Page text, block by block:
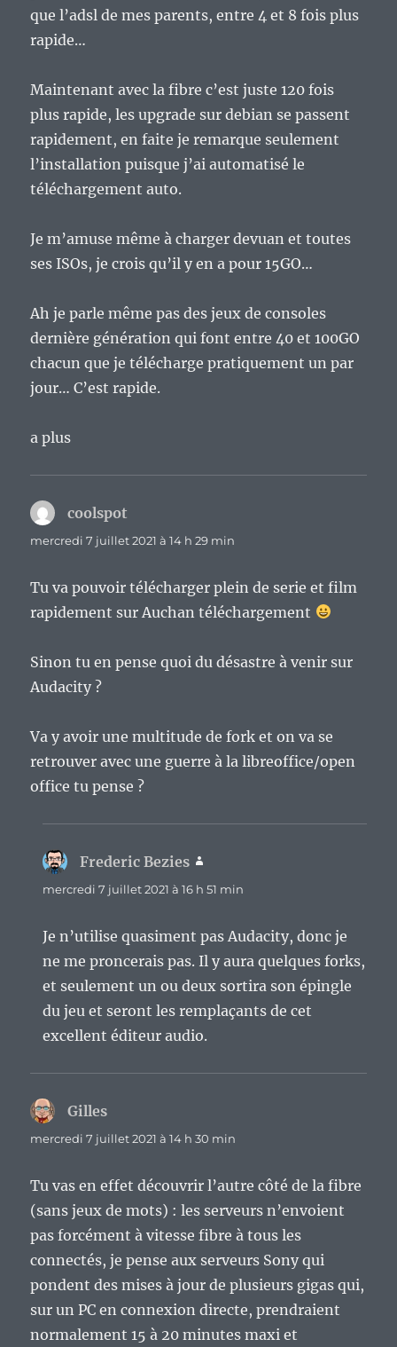
que l’adsl de mes parents, entre 4 et 8 fois plus
rapide…
Maintenant avec la fibre c’est juste 120 fois
plus rapide, les upgrade sur debian se passent
rapidement, en faite je remarque seulement
l’installation puisque j’ai automatisé le
téléchargement auto.
Je m’amuse même à charger devuan et toutes
ses ISOs, je crois qu’il y en a pour 15GO…
Ah je parle même pas des jeux de consoles
dernière génération qui font entre 40 et 100GO
chacun que je télécharge pratiquement un par
jour… C’est rapide.
a plus
coolspot
mercredi 7 juillet 2021 à 14 h 29 min
Tu va pouvoir télécharger plein de serie et film
rapidement sur Auchan téléchargement
Sinon tu en pense quoi du désastre à venir sur
Audacity ?
Va y avoir une multitude de fork et on va se
retrouver avec une guerre à la libreoffice/open
office tu pense ?
Frederic Bezies
mercredi 7 juillet 2021 à 16 h 51 min
Je n’utilise quasiment pas Audacity, donc je
ne me proncerais pas. Il y aura quelques forks,
et seulement un ou deux sortira son épingle
du jeu et seront les remplaçants de cet
excellent éditeur audio.
Gilles
mercredi 7 juillet 2021 à 14 h 30 min
Tu vas en effet découvrir l’autre côté de la fibre
(sans jeux de mots) : les serveurs n’envoient
pas forcément à vitesse fibre à tous les
connectés, je pense aux serveurs Sony qui
pondent des mises à jour de plusieurs gigas qui,
sur un PC en connexion directe, prendraient
normalement 15 à 20 minutes maxi et